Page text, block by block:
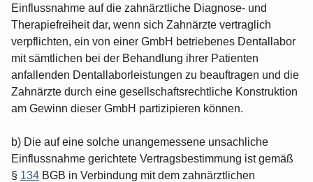
Einflussnahme auf die zahnärztliche Diagnose- und
Therapiefreiheit dar, wenn sich Zahnärzte vertraglich
verpflichten, ein von einer GmbH betriebenes Dentallabor
mit sämtlichen bei der Behandlung ihrer Patienten
anfallenden Dentallaborleistungen zu beauftragen und die
Zahnärzte durch eine gesellschaftsrechtliche Konstruktion
am Gewinn dieser GmbH partizipieren können.
b) Die auf eine solche unangemessene unsachliche
Einflussnahme gerichtete Vertragsbestimmung ist gemäß
§ 134 BGB in Verbindung mit dem zahnärztlichen